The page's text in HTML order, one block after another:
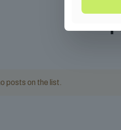
posts on the list.